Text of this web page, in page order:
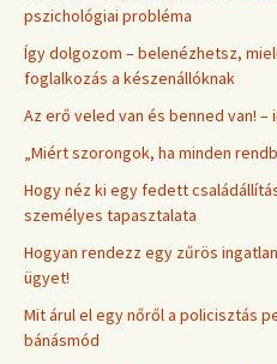
pszichológiai probléma
Így dolgozom – belenézhetsz,
foglalkozás a készenállóknak
Az erő veled van és benned van!
„Miért szorongok, ha minden
Hogy néz ki egy fedett
személyes tapasztalata
Hogyan rendezz egy zűrös
ügyet!
Mit árul el egy nőről a policisztás
bánásmód